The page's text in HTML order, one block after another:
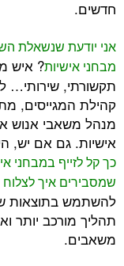
השאלה למה
? איש מכירות
למה אני
מתמודדים
אנוש אמר לי:
אם יש, היא לא
במבחני אישיות. לא
לצלוח מבחני
של המבחנים
יותר וארוך יותר